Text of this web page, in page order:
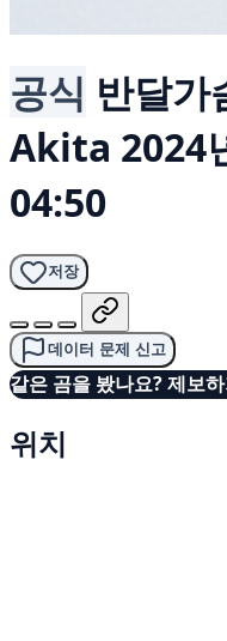
공식 반달가
Akita 2024
04:50
저장
데이터 문제 신고
같은 곰을 봤나요? 제보
위치